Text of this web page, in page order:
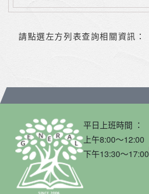
請點選左方列表查詢相關資訊：
平日上班時間 ：
上午8:00～12:00
下午13:30～17:00